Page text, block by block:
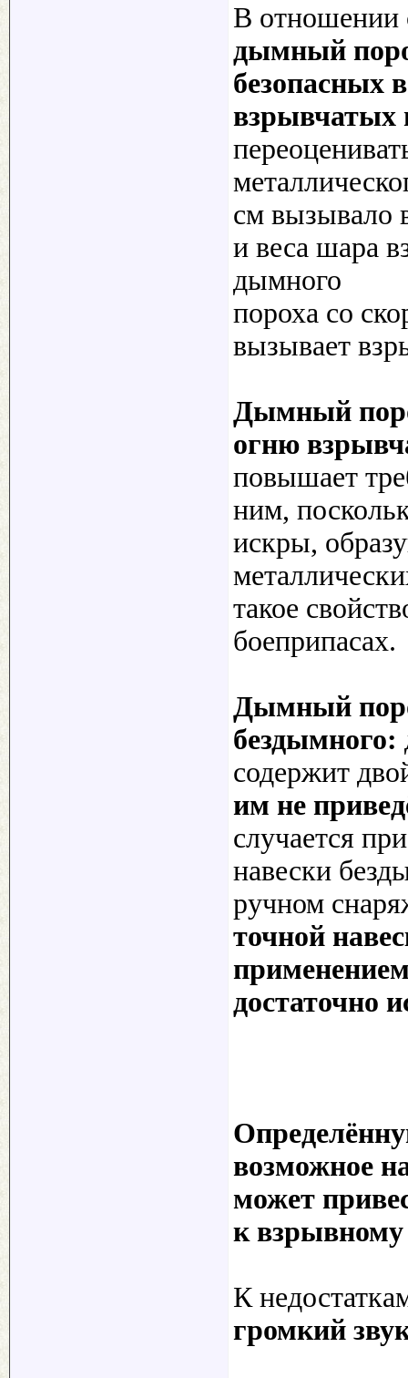
В отношении
дымный
безопасных
взрывчатых
см вызывало
и веса шара
дымного
пороха со
вызывает
Дымный
огню
повышает
ним,
искры,
такое
боеприпасах.
Дымный
бездымного:
содержит
им не
случается
навески
ручном
точной
достаточно
возможное
может
к взрывному
К
громкий